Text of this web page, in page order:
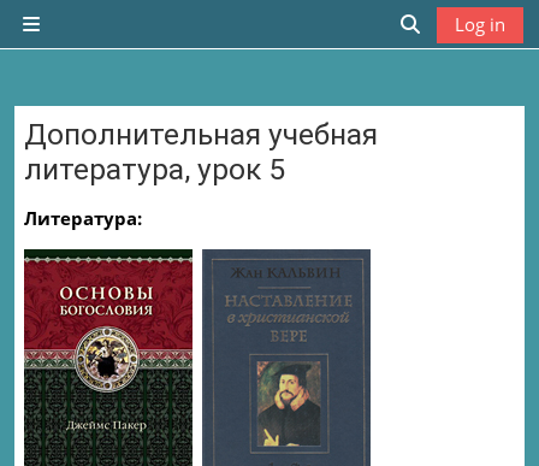
Skip to main content
Side panel
Toggle
Log in
Дополнительная учебная
литература, урок 5
Литература: